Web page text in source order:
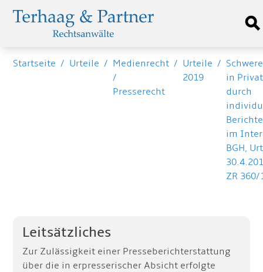
Startseite / Urteile / Medienrecht
/
Presserecht
/ Urteile
2019
/
in
durch
im
BGH,
ZR 360/
Leitsätzliches
Zur Zulässigkeit einer Presseberichterstattung
über die in erpresserischer Absicht erfolgte